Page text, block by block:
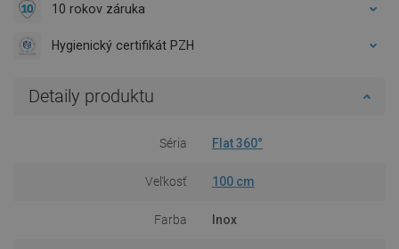
10 rokov záruka
Hygienický certifikát PZH
Detaily produktu
Séria Flat 360°
Veľkosť 100 cm
Farba Inox